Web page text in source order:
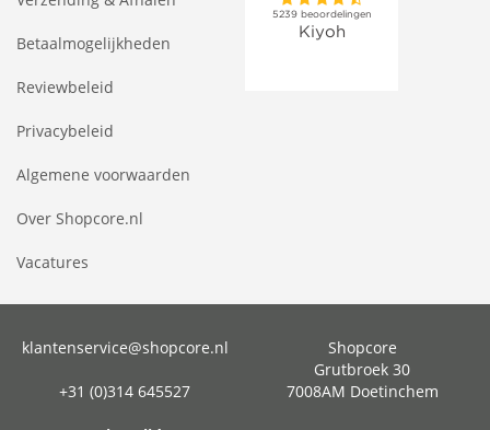
Betaalmogelijkheden
Reviewbeleid
Privacybeleid
Algemene voorwaarden
Over Shopcore.nl
Vacatures
klantenservice@shopcore.nl
+31 (0)314 645527
Shopcore
Grutbroek 30
7008AM Doetinchem